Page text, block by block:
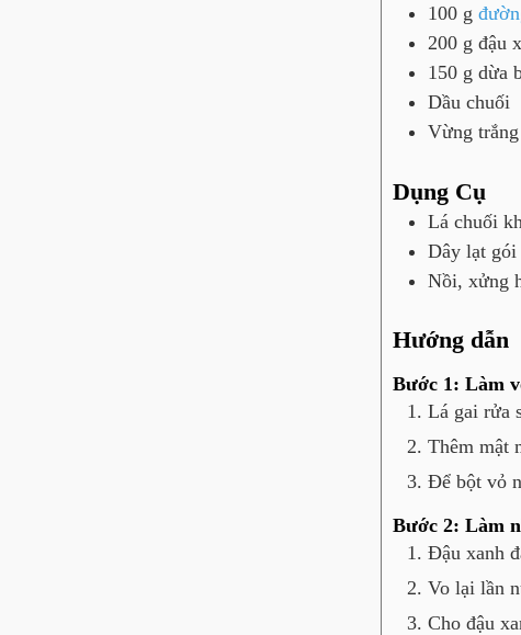
100 g
200 g đậu
150 g dừa
Dầu chuối
Vừng trắng
Dụng Cụ
Lá chuối
Dây lạt gói
Nồi, xửng
Hướng dẫn
Bước 1: Làm
Lá gai rửa
Thêm mật
Để bột vỏ
Bước 2: Làm
Đậu xanh
Vo lại lần
Cho đậu